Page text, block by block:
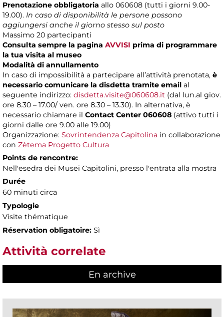
Prenotazione obbligatoria allo 060608 (tutti i giorni 9.00-
19.00). In caso di disponibilità le persone possono
aggiungersi anche il giorno stesso sul posto
Massimo 20 partecipanti
Consulta sempre la pagina AVVISI prima di programmare
la tua visita al museo
Modalità di annullamento
In caso di impossibilità a partecipare all’attività prenotata, è
necessario comunicare la disdetta tramite email al
seguente indirizzo: disdetta.visite@060608.it (dal lun.al giov.
ore 8.30 – 17.00/ ven. ore 8.30 – 13.30). In alternativa, è
necessario chiamare il Contact Center 060608 (attivo tutti i
giorni dalle ore 9.00 alle 19.00)
Organizzazione: Sovrintendenza Capitolina in collaborazione
con Zètema Progetto Cultura
Points de rencontre:
Nell'esedra dei Musei Capitolini, presso l'entrata alla mostra
Durée
60 minuti circa
Typologie
Visite thématique
Réservation obligatoire: Sì
Attività correlate
En archive